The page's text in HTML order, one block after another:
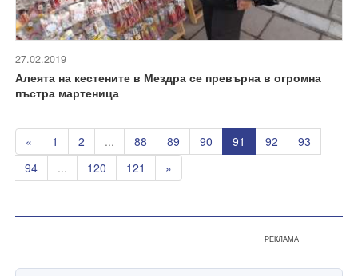
27.02.2019
Алеята на кестените в Мездра се превърна в огромна
пъстра мартеница
« 1 2 ... 88 89 90 91 92
93
94
... 120 121 »
РЕКЛАМА